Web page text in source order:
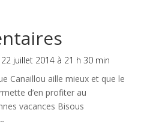
juillet 2014 à 21 h 30 min
Canaillou aille mieux et que le
d’en profiter au
vacances Bisous